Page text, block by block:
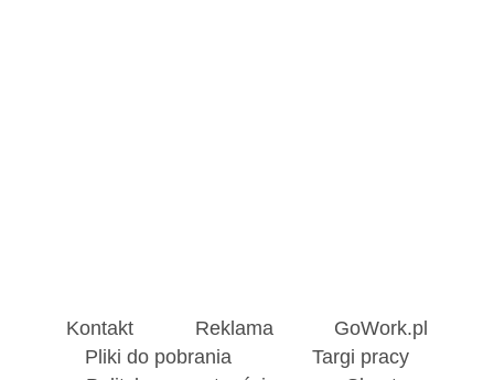
Kontakt Reklama
GoWork.pl
Pliki do pobrania
Targi pracy